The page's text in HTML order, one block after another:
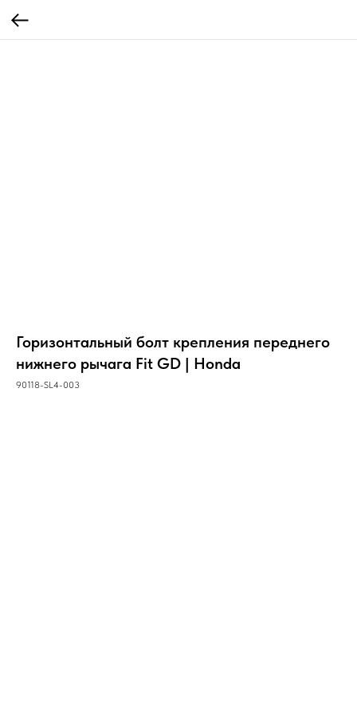
Горизонтальный болт крепления переднего
нижнего рычага Fit GD | Honda
90118-SL4-003